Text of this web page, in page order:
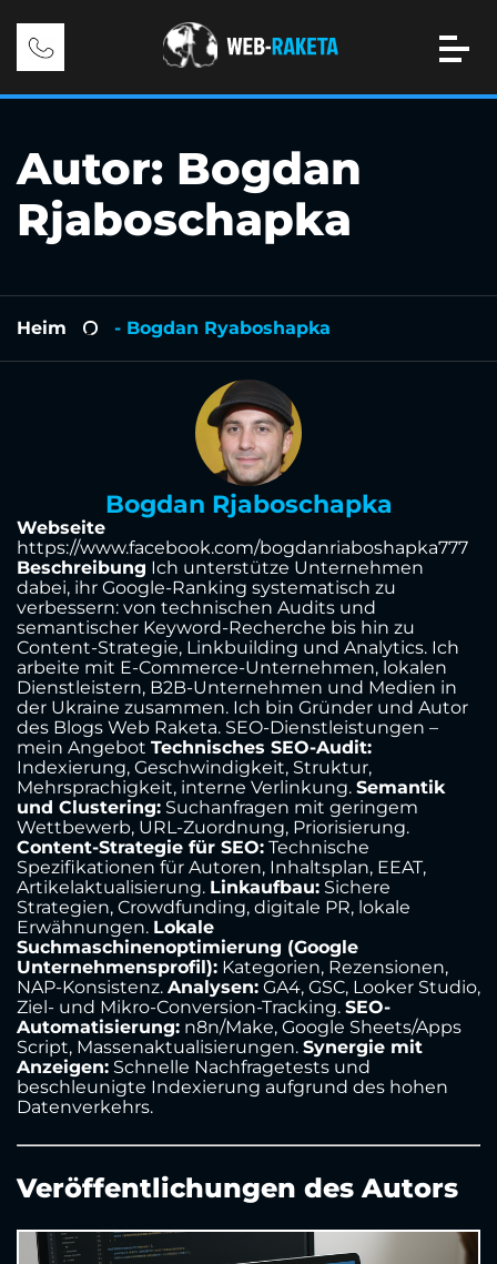
Autor: Bogdan
Rjaboschapka
Heim - - Bogdan Ryaboshapka
Bogdan Rjaboschapka
Webseite
https://www.facebook.com/bogdanriaboshapka777
Beschreibung Ich unterstütze Unternehmen
dabei, ihr Google-Ranking systematisch zu
verbessern: von technischen Audits und
semantischer Keyword-Recherche bis hin zu
Content-Strategie, Linkbuilding und Analytics. Ich
arbeite mit E-Commerce-Unternehmen, lokalen
Dienstleistern, B2B-Unternehmen und Medien in
der Ukraine zusammen. Ich bin Gründer und Autor
des Blogs Web Raketa. SEO-Dienstleistungen –
mein Angebot Technisches SEO-Audit:
Indexierung, Geschwindigkeit, Struktur,
Mehrsprachigkeit, interne Verlinkung. Semantik
und Clustering: Suchanfragen mit geringem
Wettbewerb, URL-Zuordnung, Priorisierung.
Content-Strategie für SEO: Technische
Spezifikationen für Autoren, Inhaltsplan, EEAT,
Artikelaktualisierung. Linkaufbau: Sichere
Strategien, Crowdfunding, digitale PR, lokale
Erwähnungen. Lokale
Suchmaschinenoptimierung (Google
Unternehmensprofil): Kategorien, Rezensionen,
NAP-Konsistenz. Analysen: GA4, GSC, Looker Studio,
Ziel- und Mikro-Conversion-Tracking. SEO-
Automatisierung: n8n/Make, Google Sheets/Apps
Script, Massenaktualisierungen. Synergie mit
Anzeigen: Schnelle Nachfragetests und
beschleunigte Indexierung aufgrund des hohen
Datenverkehrs.
Veröffentlichungen des Autors